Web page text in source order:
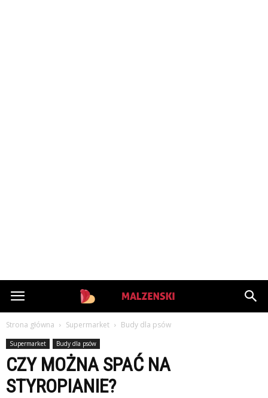
StazMalzenski.pl
Strona główna Supermarket Budy dla psów
Supermarket Budy dla psów
CZY MOŻNA SPAĆ NA
STYROPIANIE?